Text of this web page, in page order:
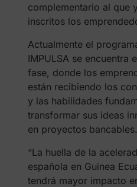
complementario al que
inscritos los
Actualmente el
IMPULSA se encuentra
fase, donde los
están recibiendo los
y las habilidades
transformar sus ideas
en proyectos bancables.
“La huella de la
española en Guinea
tendrá mayor impacto